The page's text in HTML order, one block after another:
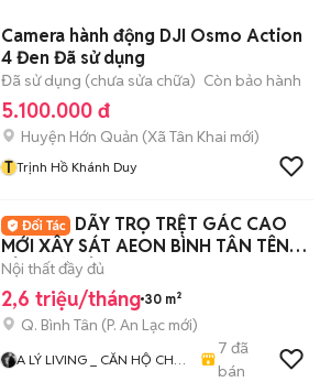
Camera hành động DJI Osmo Action
4 Đen Đã sử dụng
Đã sử dụng (chưa sửa chữa) Còn bảo hành
5.100.000 đ
Huyện Hớn Quản (Xã Tân Khai mới)
T Trịnh Hồ Khánh Duy
DÃY TRỌ TRỆT GÁC CAO
MỚI XÂY SÁT AEON BÌNH TÂN TÊN
LỬA MỚI TỈNH LỘ 10
Nội thất đầy đủ
2,6 triệu/tháng 30 m²
Q. Bình Tân (P. An Lạc mới)
A LÝ LIVING _ CĂN HỘ CHO
7 đã
bán